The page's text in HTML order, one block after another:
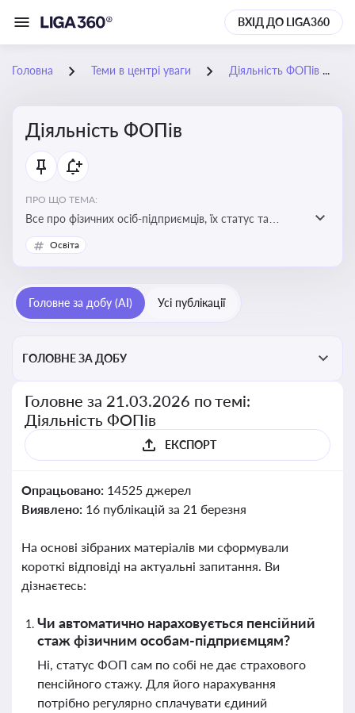
ВХІД ДО LIGA360
Головна Теми в центрі уваги Діяльність ФОПів
Діяльність ФОПів
ПРО ЩО ТЕМА:
Все про фізичних осіб-підприємців, їх статус та
діяльність. Зміни в законодавстві, що стосуються
роботи ФОПів
Освіта
Головне за добу (AI) Усі публікації
ГОЛОВНЕ ЗА ДОБУ
Головне за 21.03.2026 по темі:
Діяльність ФОПів
ЕКСПОРТ
Опрацьовано: 14525 джерел
Виявлено: 16 публікацій за 21 березня
На основі зібраних матеріалів ми сформували
короткі відповіді на актуальні запитання. Ви
дізнаєтесь:
Чи автоматично нараховується пенсійний
стаж фізичним особам-підприємцям?
Ні, статус ФОП сам по собі не дає страхового
пенсійного стажу. Для його нарахування
потрібно регулярно сплачувати єдиний